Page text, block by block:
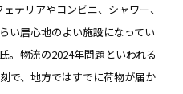
ェテリアやコンビニ、シャワー、
い居心地のよい施設になってい
。物流の2024年問題といわれる
で、地方ではすでに荷物が届か